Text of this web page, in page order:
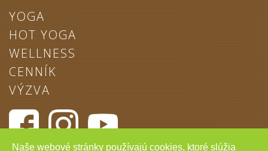
YOGA
HOT YOGA
WELLNESS
CENNÍK
VÝZVA
Naše webové stránky používajú cookies, ktoré slúžia